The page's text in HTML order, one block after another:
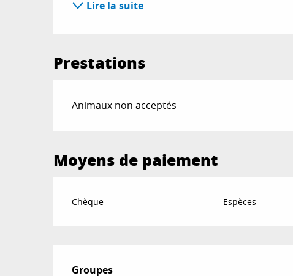
Lire la suite
Prestations
Animaux non acceptés
Moyens de paiement
Chèque Espèces
Groupes
Groupes